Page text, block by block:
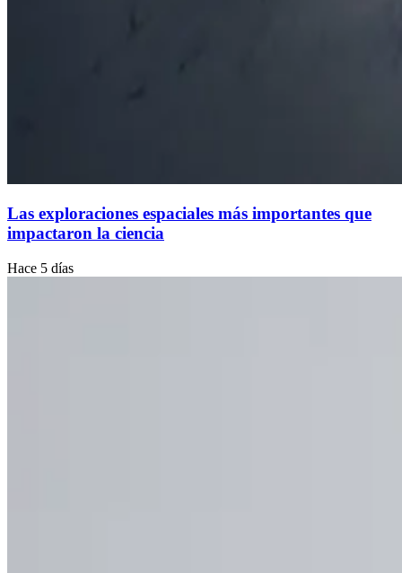
Las exploraciones espaciales más importantes que
impactaron la ciencia
Hace 5 días